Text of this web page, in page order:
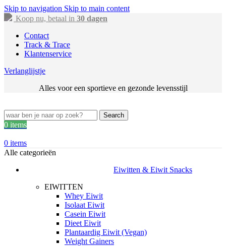
Skip to navigation Skip to main content
Koop nu, betaal in 30 dagen
Contact
Track & Trace
Klantenservice
Verlanglijstje
Alles voor een sportieve en gezonde levensstijl
Search
0 items
0 items
Alle categorieën
Eiwitten & Eiwit Snacks
EIWITTEN
Whey Eiwit
Isolaat Eiwit
Casein Eiwit
Dieet Eiwit
Plantaardig Eiwit (Vegan)
Weight Gainers